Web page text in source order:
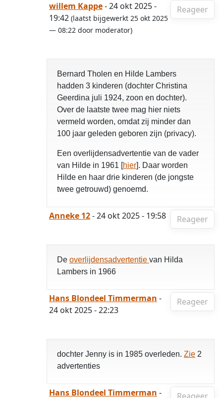
Reageer
willem Kappe- 24 okt 2025 -
19:42 (laatst bijgewerkt 25 okt 2025
— 08:22 door moderator)
Bernard Tholen en Hilde Lambers
hadden 3 kinderen (dochter Christina
Geerdina juli 1924, zoon en dochter).
Over de laatste twee mag hier niets
vermeld worden, omdat zij minder dan
100 jaar geleden geboren zijn (privacy).
Een overlijdensadvertentie van de vader
van Hilde in 1961 [hier]. Daar worden
Hilde en haar drie kinderen (de jongste
twee getrouwd) genoemd.
Reageer
Anneke 12- 24 okt 2025 - 19:58
De overlijdensadvertentie van Hilda
Lambers in 1966
Reageer
Hans Blondeel Timmerman -
24 okt 2025 - 22:23
dochter Jenny is in 1985 overleden. Zie 2
advertenties
Hans Blondeel Timmerman -